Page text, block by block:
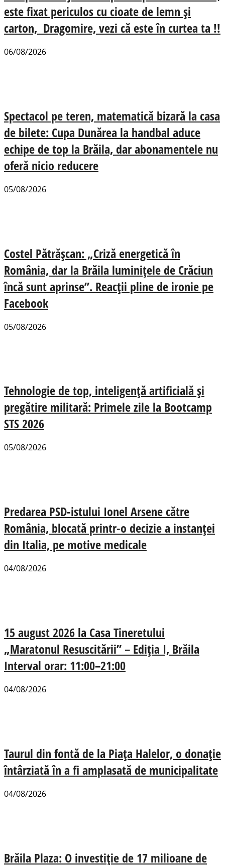
este fixat periculos cu cioate de lemn și
carton, Dragomire, vezi că este în curtea ta !!
06/08/2026
Spectacol pe teren, matematică bizară la casa
de bilete: Cupa Dunărea la handbal aduce
echipe de top la Brăila, dar abonamentele nu
oferă nicio reducere
05/08/2026
Costel Pătrășcan: „Criză energetică în
România, dar la Brăila luminițele de Crăciun
încă sunt aprinse”. Reacții pline de ironie pe
Facebook
05/08/2026
Tehnologie de top, inteligență artificială și
pregătire militară: Primele zile la Bootcamp
STS 2026
05/08/2026
Predarea PSD-istului Ionel Arsene către
România, blocată printr-o decizie a instanței
din Italia, pe motive medicale
04/08/2026
15 august 2026 la Casa Tineretului
„Maratonul Resuscitării” – Ediția I, Brăila
Interval orar: 11:00–21:00
04/08/2026
Taurul din fontă de la Piața Halelor, o donație
întârziată în a fi amplasată de municipalitate
04/08/2026
Brăila Plaza: O investiție de 17 milioane de